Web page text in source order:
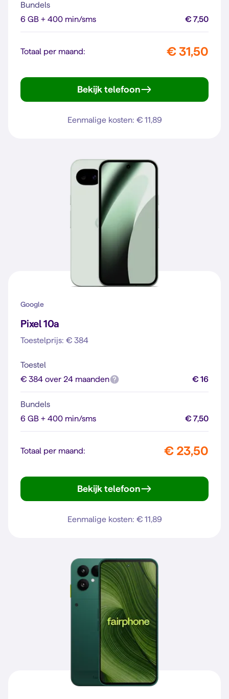
Bundels
6 GB + 400 min/sms
€ 7,50
Totaal per maand: € 31,50
Bekijk telefoon
Eenmalige kosten: € 11,89
Google
Pixel 10a
Toestelprijs: € 384
Toestel
€ 384 over 24 maanden
€ 16
Bundels
6 GB + 400 min/sms
€ 7,50
Totaal per maand: € 23,50
Bekijk telefoon
Eenmalige kosten: € 11,89